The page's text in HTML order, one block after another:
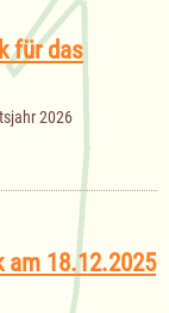
für das
2026
am 18.12.2025